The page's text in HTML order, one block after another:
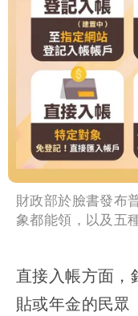
財政部於臉書發布
象都能領，以及五
直接入帳方面，
貼或年金的民眾